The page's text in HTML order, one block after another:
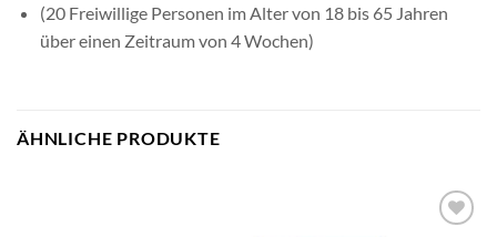
(20 Freiwillige Personen im Alter von 18 bis 65 Jahren
über einen Zeitraum von 4 Wochen)
ÄHNLICHE PRODUKTE